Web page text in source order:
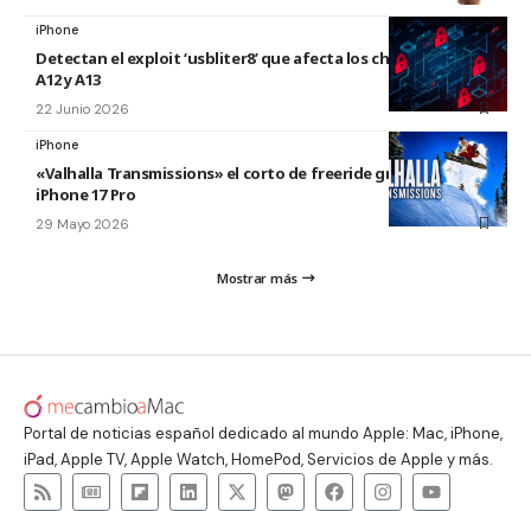
iPhone
Detectan el exploit ‘usbliter8’ que afecta los chips de Apple
A12 y A13
22 Junio 2026
iPhone
«Valhalla Transmissions» el corto de freeride grabado con el
iPhone 17 Pro
29 Mayo 2026
Mostrar más
Portal de noticias español dedicado al mundo Apple: Mac, iPhone,
iPad, Apple TV, Apple Watch, HomePod, Servicios de Apple y más.